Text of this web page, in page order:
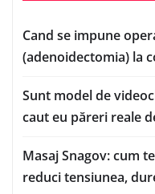
Cand se impune
(adenoidectomia) la
Sunt model de
caut eu păreri reale
Masaj Snagov: cum
reduci tensiunea,